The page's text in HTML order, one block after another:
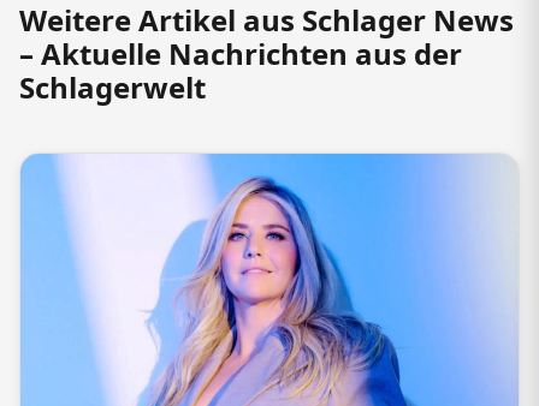
Weitere Artikel aus Schlager News
– Aktuelle Nachrichten aus der
Schlagerwelt